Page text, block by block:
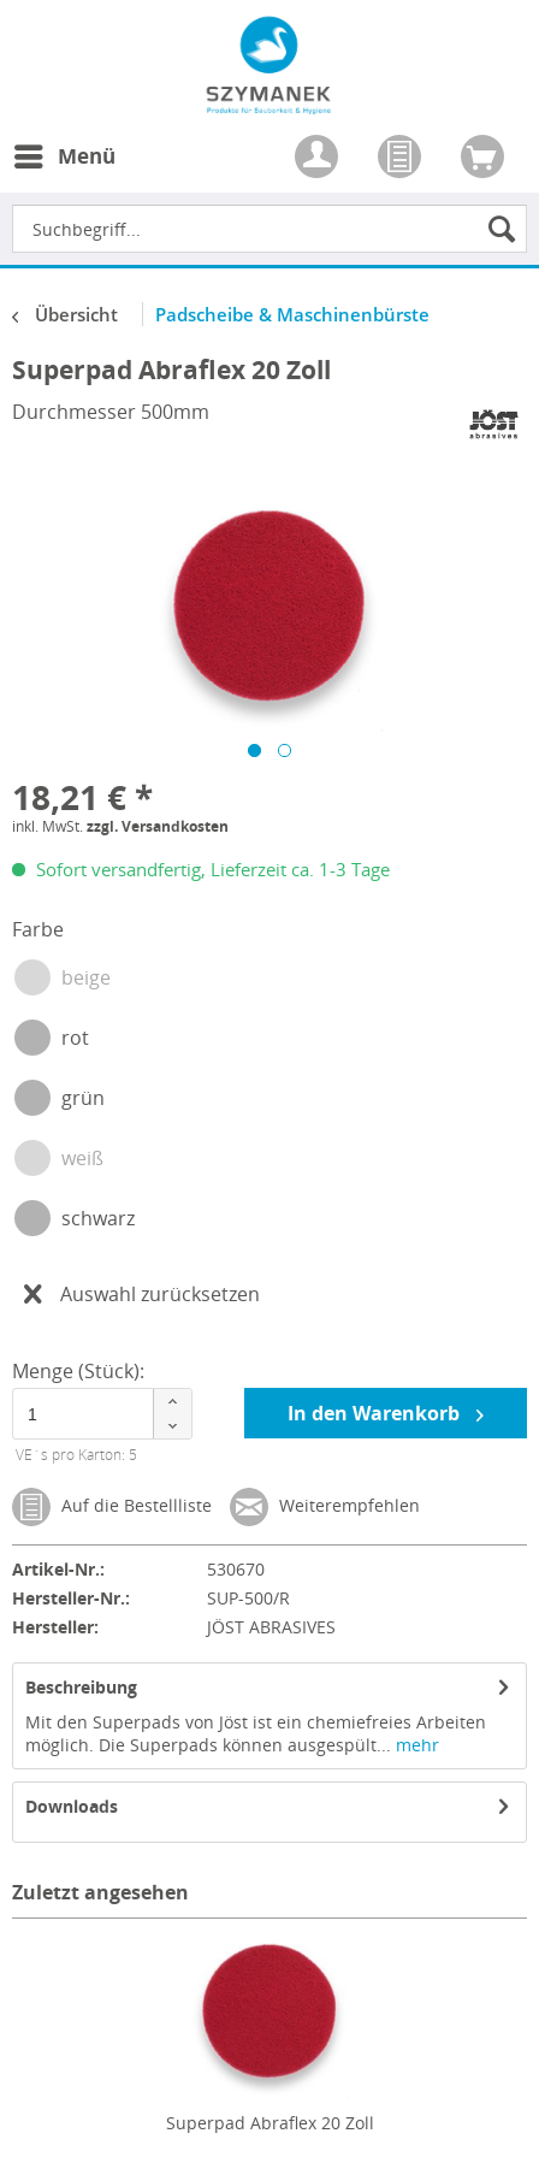
Menü
Übersicht Padscheibe & Maschinenbürste
Superpad Abraflex 20 Zoll
Durchmesser 500mm
18,21 € *
inkl. MwSt.zzgl. Versandkosten
Sofort versandfertig, Lieferzeit ca. 1-3 Tage
Farbe
beige
rot
grün
weiß
schwarz
Auswahl zurücksetzen
Menge (Stück):
VE´s pro Karton: 5
In den Warenkorb
Auf die Bestellliste Weiterempfehlen
Artikel-Nr.:
530670
Hersteller-Nr.:
SUP-500/R
Hersteller:
JÖST ABRASIVES
Beschreibung
Mit den Superpads von Jöst ist ein chemiefreies Arbeiten
möglich. Die Superpads können ausgespült... mehr
Downloads
Zuletzt angesehen
Superpad Abraflex 20 Zoll